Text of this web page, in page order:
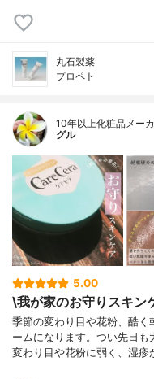
丸石製薬
プロペト
10年以上化粧品メー
グル
5.00
\我が家のお守りスキン
季節の変わり目や花粉、酷
ームになります。つい先日
変わり目や花粉に弱く、湿疹